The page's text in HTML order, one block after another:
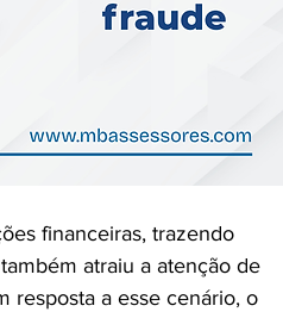
financeiras, trazendo
atraiu a atenção de
resposta a esse cenário, o